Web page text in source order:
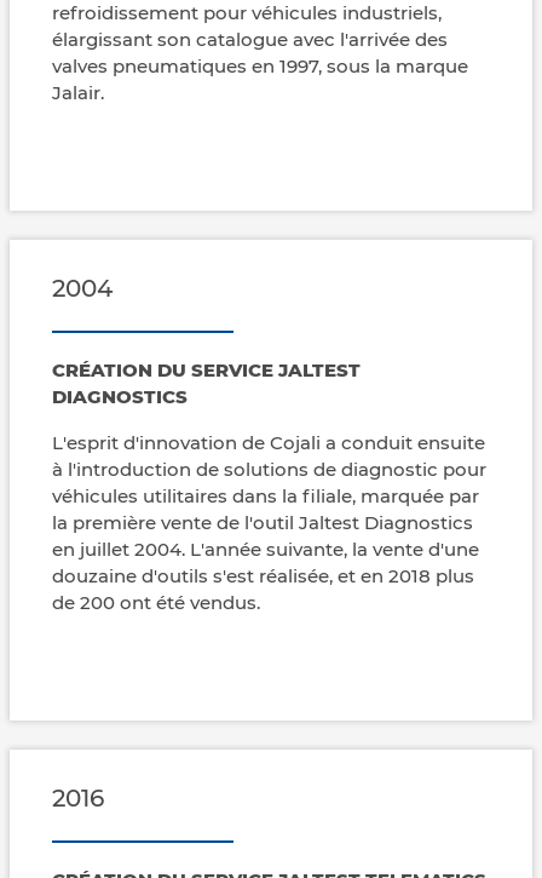
refroidissement pour véhicules industriels,
élargissant son catalogue avec l'arrivée des
valves pneumatiques en 1997, sous la marque
Jalair.
2004
CRÉATION DU SERVICE JALTEST
DIAGNOSTICS
L'esprit d'innovation de Cojali a conduit ensuite
à l'introduction de solutions de diagnostic pour
véhicules utilitaires dans la filiale, marquée par
la première vente de l'outil Jaltest Diagnostics
en juillet 2004. L'année suivante, la vente d'une
douzaine d'outils s'est réalisée, et en 2018 plus
de 200 ont été vendus.
2016